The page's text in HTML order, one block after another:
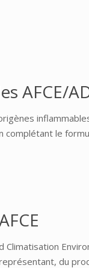
AFCE/
complétant le
Climatisation
du